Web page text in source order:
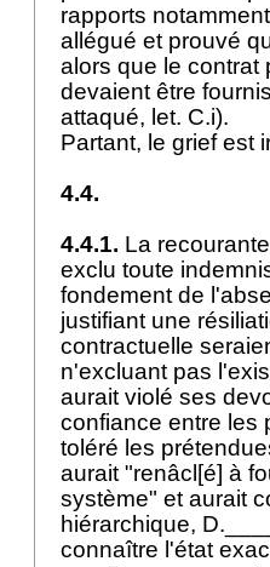
rapports
allégué et prouvé
alors que le contrat
devaient être
attaqué, let. C.i).
Partant, le grief est
4.4.
4.4.1. La
exclu toute
fondement de
justifiant une
contractuelle
n'excluant pas
aurait violé ses
confiance entre les
toléré les
aurait "renâcl[é] à
système" et aurait
hiérarchique,
connaître l'état